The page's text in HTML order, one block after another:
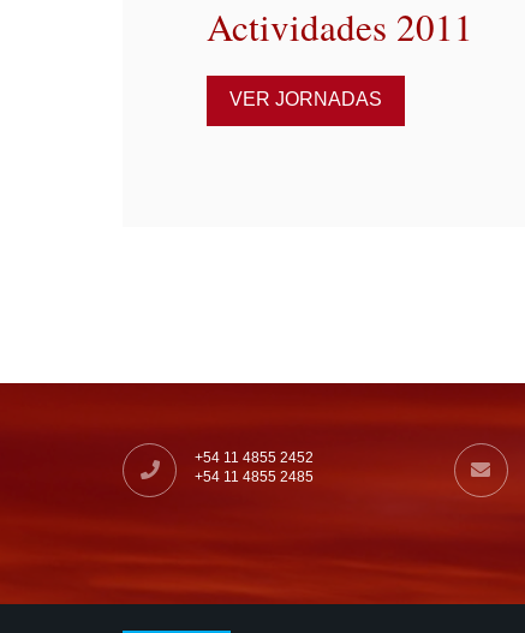
Actividades 2011
VER JORNADAS
+54 11 4855 2452
+54 11 4855 2485